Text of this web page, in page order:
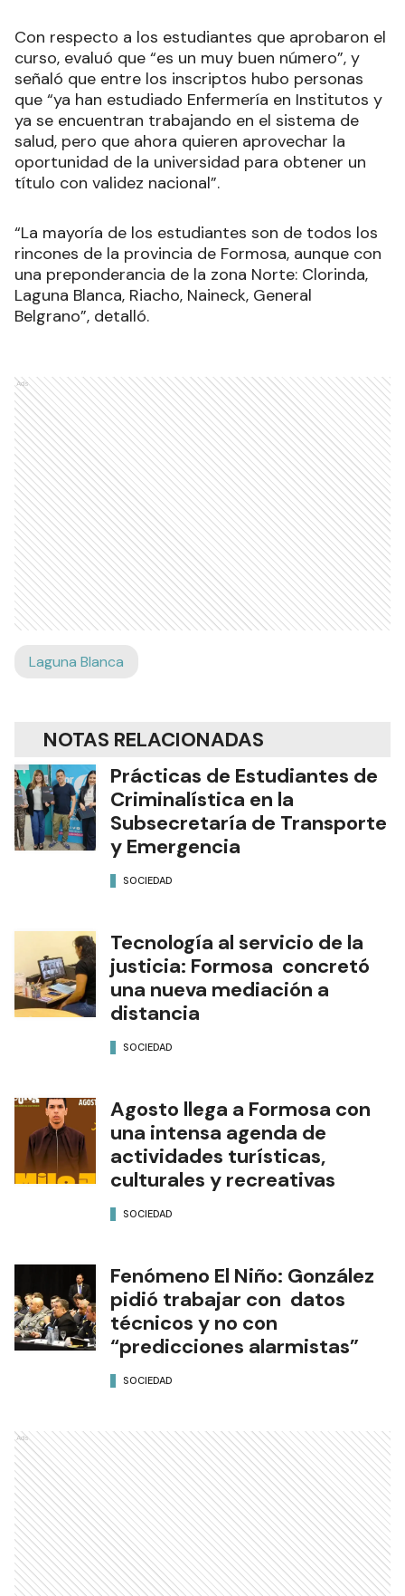
Con respecto a los estudiantes que aprobaron el
curso, evaluó que “es un muy buen número”, y
señaló que entre los inscriptos hubo personas
que “ya han estudiado Enfermería en Institutos y
ya se encuentran trabajando en el sistema de
salud, pero que ahora quieren aprovechar la
oportunidad de la universidad para obtener un
título con validez nacional”.
“La mayoría de los estudiantes son de todos los
rincones de la provincia de Formosa, aunque con
una preponderancia de la zona Norte: Clorinda,
Laguna Blanca, Riacho, Naineck, General
Belgrano”, detalló.
Ads
Laguna Blanca
NOTAS RELACIONADAS
Prácticas de Estudiantes de
Criminalística en la
Subsecretaría de Transporte
y Emergencia
SOCIEDAD
Tecnología al servicio de la
justicia: Formosa concretó
una nueva mediación a
distancia
SOCIEDAD
Agosto llega a Formosa con
una intensa agenda de
actividades turísticas,
culturales y recreativas
SOCIEDAD
Fenómeno El Niño: González
pidió trabajar con datos
técnicos y no con
“predicciones alarmistas”
SOCIEDAD
Ads